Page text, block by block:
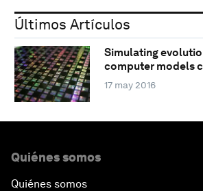
Últimos Artículos
Simulating
computer models
17 may 2016
Quiénes somos
Quiénes somos